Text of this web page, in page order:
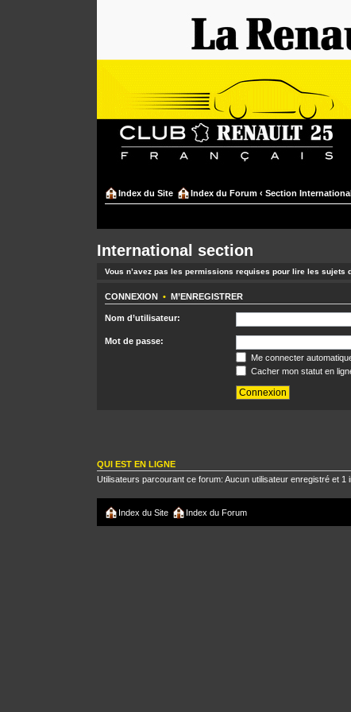
Index du Site Index du Forum ‹ Section
International section
Vous n’avez pas les permissions requises pour lire les sujets
CONNEXION • M’ENREGISTRER
Nom d’utilisateur:
Mot de passe:
Me connecter
Cacher mon statut en
QUI EST EN LIGNE
Utilisateurs parcourant ce forum: Aucun utilisateur enregistré et 1
Index du Site Index du Forum